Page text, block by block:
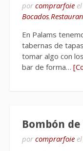
por comprarfoie el
Bocados,
En Palams
tabernas de
tomar algo con
bar de forma…
Bombón
por comprarfoie el